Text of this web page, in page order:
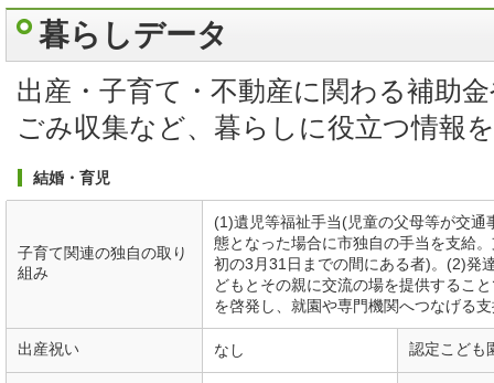
暮らしデータ
出産・子育て・不動産に関わる補助
ごみ収集など、暮らしに役立つ情報
結婚・育児
子育て関連の独自の取り
組み
(1)遺児等福祉手当(児童の父母等が交
態となった場合に市独自の手当を支給
初の3月31日までの間にある者)。(2)発
どもとその親に交流の場を提供するこ
を啓発し、就園や専門機関へつなげる
出産祝い なし 認定こども